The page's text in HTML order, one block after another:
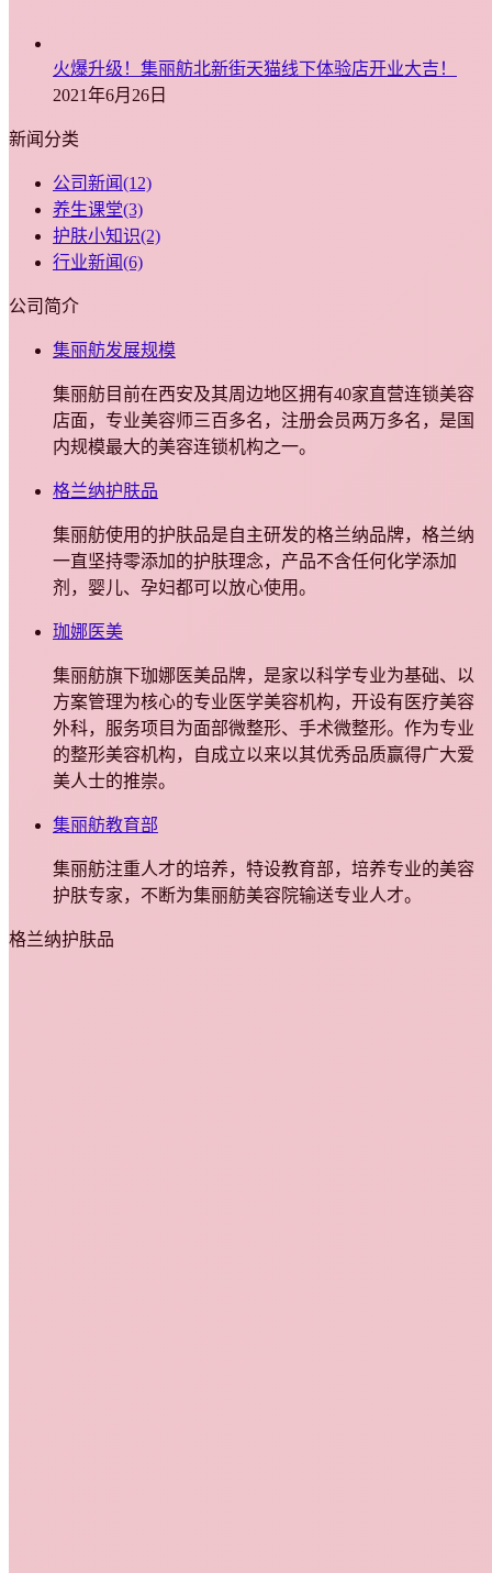
火爆升级！集丽舫北新街天猫线下体验店开业大吉！
2021年6月26日
新闻分类
公司新闻(12)
养生课堂(3)
护肤小知识(2)
行业新闻(6)
公司简介
集丽舫发展规模
集丽舫目前在西安及其周边地区拥有40家直营连锁美容
店面，专业美容师三百多名，注册会员两万多名，是国
内规模最大的美容连锁机构之一。
格兰纳护肤品
集丽舫使用的护肤品是自主研发的格兰纳品牌，格兰纳
一直坚持零添加的护肤理念，产品不含任何化学添加
剂，婴儿、孕妇都可以放心使用。
珈娜医美
集丽舫旗下珈娜医美品牌，是家以科学专业为基础、以
方案管理为核心的专业医学美容机构，开设有医疗美容
外科，服务项目为面部微整形、手术微整形。作为专业
的整形美容机构，自成立以来以其优秀品质赢得广大爱
美人士的推崇。
集丽舫教育部
集丽舫注重人才的培养，特设教育部，培养专业的美容
护肤专家，不断为集丽舫美容院输送专业人才。
格兰纳护肤品